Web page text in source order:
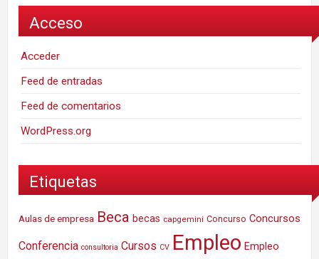
Acceso
Acceder
Feed de entradas
Feed de comentarios
WordPress.org
Etiquetas
Aulas de empresa Beca becas capgemini Concurso Concursos
Conferencia consultoria Cursos CV Empleo Empleo